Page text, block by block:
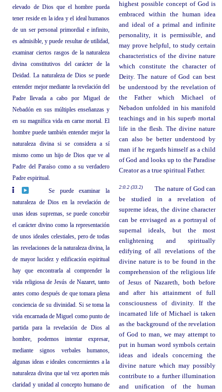
elevado de Dios que el hombre pueda
tener reside en la idea y el ideal humanos
de un ser personal primordial e infinito,
es admisible, y puede resultar de utilidad,
examinar ciertos rasgos de la naturaleza
divina constitutivos del carácter de la
Deidad. La naturaleza de Dios se puede
entender mejor mediante la revelación del
Padre llevada a cabo por Miguel de
Nebadón en sus múltiples enseñanzas y
en su magnífica vida en carne mortal. El
hombre puede también entender mejor la
naturaleza divina si se considera a sí
mismo como un hijo de Dios que ve al
Padre del Paraíso como a su verdadero
Padre espiritual.
highest possible concept of God is
embraced within the human idea
and ideal of a primal and infinite
personality, it is permissible, and
may prove helpful, to study certain
characteristics of the divine nature
which constitute the character of
Deity. The nature of God can best
be understood by the revelation of
the Father which Michael of
Nebadon unfolded in his manifold
teachings and in his superb mortal
life in the flesh. The divine nature
can also be better understood by
man if he regards himself as a child
of God and looks up to the Paradise
Creator as a true spiritual Father.
Se puede examinar la
naturaleza de Dios en la revelación de
unas ideas supremas, se puede concebir
el carácter divino como la representación
de unos ideales celestiales, pero de todas
las revelaciones de la naturaleza divina, la
de mayor lucidez y edificación espiritual
hay que encontrarla al comprender la
vida religiosa de Jesús de Nazaret, tanto
antes como después de que tomara plena
conciencia de su divinidad. Si se toma la
vida encarnada de Miguel como punto de
partida para la revelación de Dios al
hombre, podemos intentar expresar,
mediante signos verbales humanos,
algunas ideas e ideales concernientes a la
naturaleza divina que tal vez aporten más
claridad y unidad al concepto humano de
2:0.2 (33.2)
The nature of God can
be studied in a revelation of
supreme ideas, the divine character
can be envisaged as a portrayal of
supernal ideals, but the most
enlightening and spiritually
edifying of all revelations of the
divine nature is to be found in the
comprehension of the religious life
of Jesus of Nazareth, both before
and after his attainment of full
consciousness of divinity. If the
incarnated life of Michael is taken
as the background of the revelation
of God to man, we may attempt to
put in human word symbols certain
ideas and ideals concerning the
divine nature which may possibly
contribute to a further illumination
and unification of the human